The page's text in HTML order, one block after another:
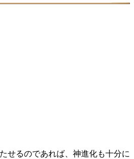
せるのであれば、神進化も十分に